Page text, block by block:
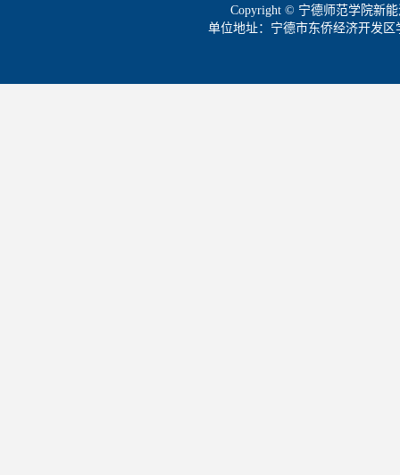
Copyright © 宁德师范学院新
单位地址：宁德市东侨经济开发